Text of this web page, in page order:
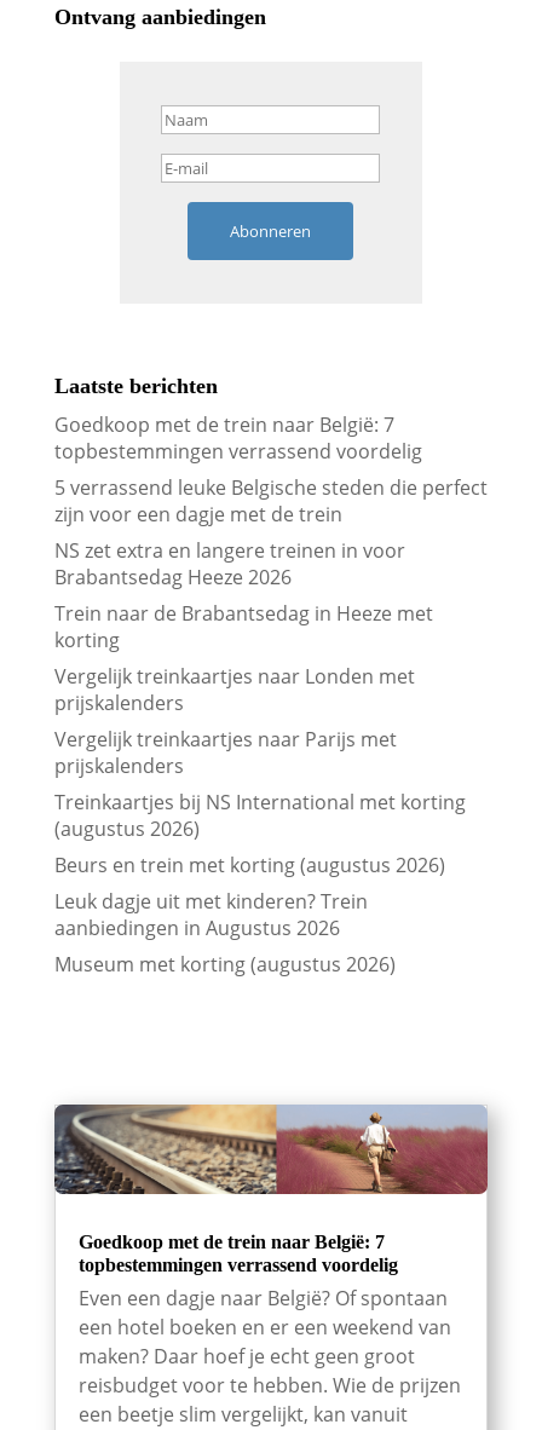
Ontvang aanbiedingen
Abonneren
Laatste berichten
Goedkoop met de trein naar België: 7
topbestemmingen verrassend voordelig
5 verrassend leuke Belgische steden die perfect
zijn voor een dagje met de trein
NS zet extra en langere treinen in voor
Brabantsedag Heeze 2026
Trein naar de Brabantsedag in Heeze met
korting
Vergelijk treinkaartjes naar Londen met
prijskalenders
Vergelijk treinkaartjes naar Parijs met
prijskalenders
Treinkaartjes bij NS International met korting
(augustus 2026)
Beurs en trein met korting (augustus 2026)
Leuk dagje uit met kinderen? Trein
aanbiedingen in Augustus 2026
Museum met korting (augustus 2026)
Goedkoop met de trein naar België: 7
topbestemmingen verrassend voordelig
Even een dagje naar België? Of spontaan
een hotel boeken en er een weekend van
maken? Daar hoef je echt geen groot
reisbudget voor te hebben. Wie de prijzen
een beetje slim vergelijkt, kan vanuit